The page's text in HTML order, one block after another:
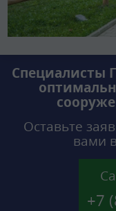
Специалисты
Оставьте
вами
+7